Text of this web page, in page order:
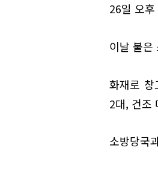
26일 오
이날 불은
화재로
2대, 건조
소방당국